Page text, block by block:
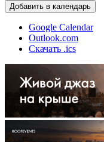
Добавить в календарь
Google Calendar
Outlook.com
Скачать .ics